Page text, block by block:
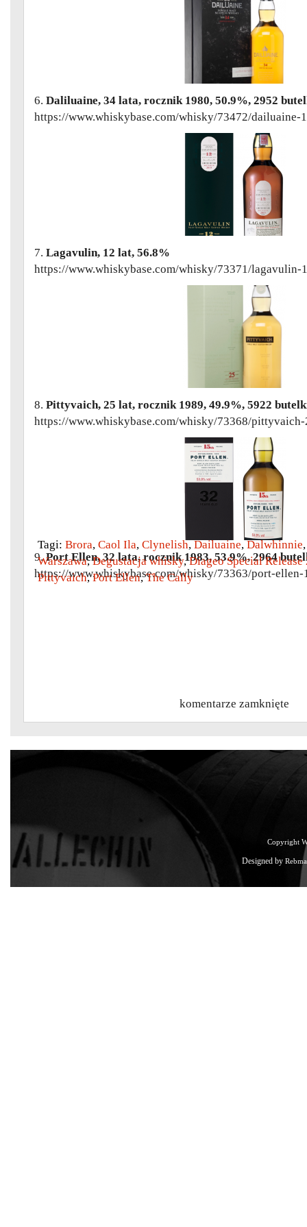
6. Daliluaine, 34 lata, rocznik 1980, 50.9%, 2952
https://www.whiskybase.com/whisky/73472/dailuaine-
7. Lagavulin, 12 lat, 56.8%
https://www.whiskybase.com/whisky/73371/lagavulin-
8. Pittyvaich, 25 lat, rocznik 1989, 49.9%, 5922
https://www.whiskybase.com/whisky/73368/
9.Port Ellen, 32 lata, rocznik 1983, 53.9%, 2964
https://www.whiskybase.com/whisky/73363/port-ellen-
Tagi: Brora, Caol Ila, Clynelish,Dailuaine,Dalwhinnie
Warszawa,Degustacja whisky,Diageo Special Release
Pittyvaich,Port Ellen,The Cally
komentarze zamknięte
Copyright
Designed by Rebma